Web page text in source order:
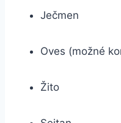
Ječmen
Oves (možné
Žito